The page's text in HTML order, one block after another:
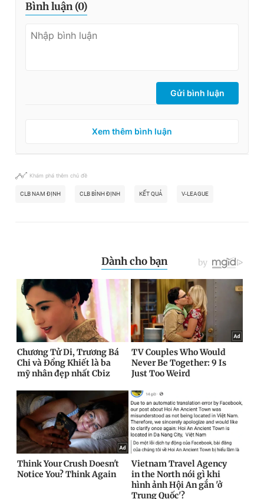
Bình luận (0)
Gửi bình luận
Xem thêm bình luận
Khám phá thêm chủ đề
CLB NAM ĐỊNH CLB BÌNH ĐỊNH KẾT QUẢ V-LEAGUE